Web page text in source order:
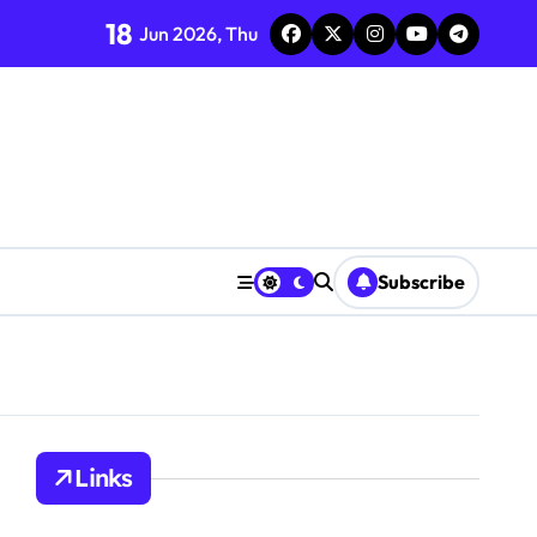
18 Jun 2026, Thu
Subscribe
Links